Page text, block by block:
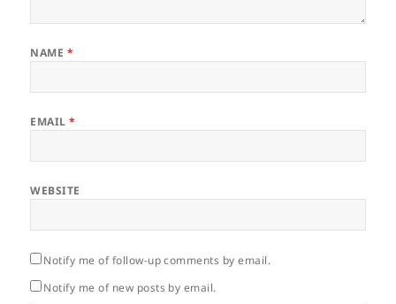
NAME *
EMAIL*
WEBSITE
Notify me of follow-up comments by email.
Notify me of new posts by email.